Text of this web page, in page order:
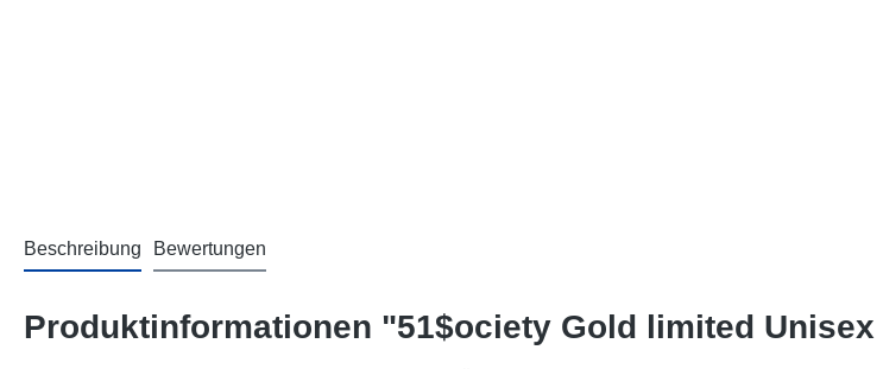
Beschreibung Bewertungen
Produktinformationen "51$ociety Gold limited Unisex